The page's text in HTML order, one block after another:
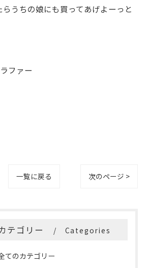
うちの娘にも買ってあげよーっと
ファー
一覧に戻る 次のページ >
テゴリー Categories
てのカテゴリー